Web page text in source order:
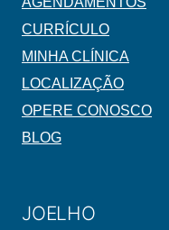
CURRÍCULO
MINHA CLÍNICA
LOCALIZAÇÃO
OPERE CONOSCO
BLOG
JOELHO